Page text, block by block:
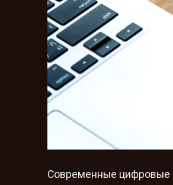
Современные цифровые